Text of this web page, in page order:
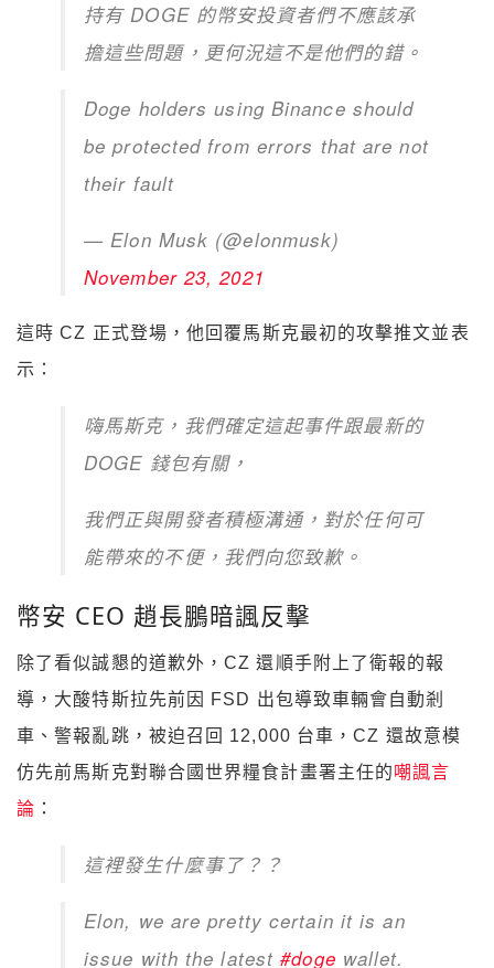
持有 DOGE 的幣安投資者們不應該承
擔這些問題，更何況這不是他們的錯。
Doge holders using Binance should
be protected from errors that are not
their fault
— Elon Musk (@elonmusk)
November 23, 2021
這時 CZ 正式登場，他回覆馬斯克最初的攻擊推文並表
示：
嗨馬斯克，我們確定這起事件跟最新的
DOGE 錢包有關，
我們正與開發者積極溝通，對於任何可
能帶來的不便，我們向您致歉。
幣安 CEO 趙長鵬暗諷反擊
除了看似誠懇的道歉外，CZ 還順手附上了衛報的報
導，大酸特斯拉先前因 FSD 出包導致車輛會自動剎
車、警報亂跳，被迫召回 12,000 台車，CZ 還故意模
仿先前馬斯克對聯合國世界糧食計畫署主任的嘲諷言
論 ：
這裡發生什麼事了？？
Elon, we are pretty certain it is an
issue with the latest#doge wallet.